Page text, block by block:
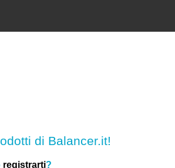
di Balancer.it!
registrarti?